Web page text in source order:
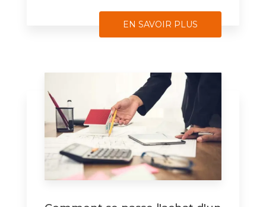
EN SAVOIR PLUS